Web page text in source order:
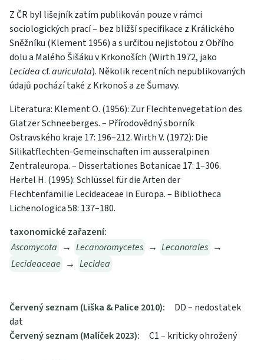
Z ČR byl lišejník zatím publikován pouze v rámci
sociologických prací – bez bližší specifikace z Králického
Sněžníku (Klement 1956) a s určitou nejistotou z Obřího
dolu a Malého Šišáku v Krkonoších (Wirth 1972, jako
Lecideacf.auriculata). Několik recentních nepublikovaných
údajů pochází také z Krkonoš a ze Šumavy.
Literatura: Klement O. (1956): Zur Flechtenvegetation des
Glatzer Schneeberges. – Přírodovědný sborník
Ostravského kraje 17: 196–212. Wirth V. (1972): Die
Silikatflechten-Gemeinschaften im ausseralpinen
Zentraleuropa. – Dissertationes Botanicae 17: 1–306.
Hertel H. (1995): Schlüssel für die Arten der
Flechtenfamilie Lecideaceae in Europa. – Bibliotheca
Lichenologica 58: 137–180.
taxonomické zařazení:
Ascomycota → Lecanoromycetes → Lecanorales →
Lecideaceae → Lecidea
Červený seznam (Liška & Palice 2010):
DD – nedostatek
dat
Červený seznam (Malíček 2023):
C1 – kriticky ohrožený